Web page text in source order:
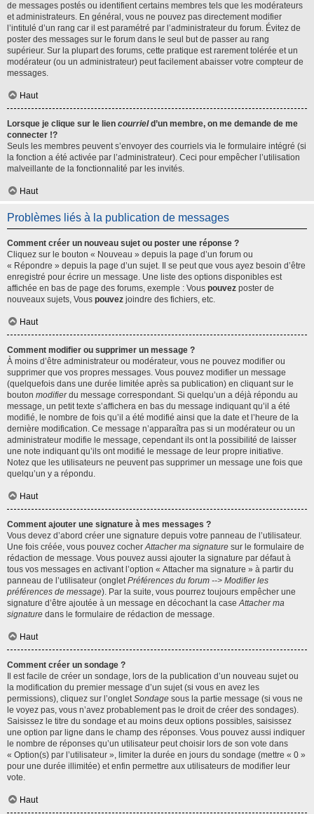
de messages postés ou identifient certains membres tels que les modérateurs
et administrateurs. En général, vous ne pouvez pas directement modifier
l’intitulé d’un rang car il est paramétré par l’administrateur du forum. Évitez de
poster des messages sur le forum dans le seul but de passer au rang
supérieur. Sur la plupart des forums, cette pratique est rarement tolérée et un
modérateur (ou un administrateur) peut facilement abaisser votre compteur de
messages.
Haut
Lorsque je clique sur le lien courrield’un membre, on me demande de me
connecter !?
Seuls les membres peuvent s’envoyer des courriels via le formulaire intégré (si
la fonction a été activée par l’administrateur). Ceci pour empêcher l’utilisation
malveillante de la fonctionnalité par les invités.
Haut
Problèmes liés à la publication de messages
Comment créer un nouveau sujet ou poster une réponse ?
Cliquez sur le bouton « Nouveau » depuis la page d’un forum ou
« Répondre » depuis la page d’un sujet. Il se peut que vous ayez besoin d’être
enregistré pour écrire un message. Une liste des options disponibles est
affichée en bas de page des forums, exemple : Vous pouvez poster de
nouveaux sujets, Vous pouvez joindre des fichiers, etc.
Haut
Comment modifier ou supprimer un message ?
À moins d’être administrateur ou modérateur, vous ne pouvez modifier ou
supprimer que vos propres messages. Vous pouvez modifier un message
(quelquefois dans une durée limitée après sa publication) en cliquant sur le
bouton modifierdu message correspondant. Si quelqu’un a déjà répondu au
message, un petit texte s’affichera en bas du message indiquant qu’il a été
modifié, le nombre de fois qu’il a été modifié ainsi que la date et l’heure de la
dernière modification. Ce message n’apparaîtra pas si un modérateur ou un
administrateur modifie le message, cependant ils ont la possibilité de laisser
une note indiquant qu’ils ont modifié le message de leur propre initiative.
Notez que les utilisateurs ne peuvent pas supprimer un message une fois que
quelqu’un y a répondu.
Haut
Comment ajouter une signature à mes messages ?
Vous devez d’abord créer une signature depuis votre panneau de l’utilisateur.
Une fois créée, vous pouvez cocherAttacher ma signature sur le formulaire de
rédaction de message. Vous pouvez aussi ajouter la signature par défaut à
tous vos messages en activant l’option « Attacher ma signature » à partir du
panneau de l’utilisateur (ongletPréférences du forum --> Modifier les
préférences de message). Par la suite, vous pourrez toujours empêcher une
signature d’être ajoutée à un message en décochant la caseAttacher ma
signature dans le formulaire de rédaction de message.
Haut
Comment créer un sondage ?
Il est facile de créer un sondage, lors de la publication d’un nouveau sujet ou
la modification du premier message d’un sujet (si vous en avez les
permissions), cliquez sur l’ongletSondage sous la partie message (si vous ne
le voyez pas, vous n’avez probablement pas le droit de créer des sondages).
Saisissez le titre du sondage et au moins deux options possibles, saisissez
une option par ligne dans le champ des réponses. Vous pouvez aussi indiquer
le nombre de réponses qu’un utilisateur peut choisir lors de son vote dans
« Option(s) par l’utilisateur », limiter la durée en jours du sondage (mettre « 0 »
pour une durée illimitée) et enfin permettre aux utilisateurs de modifier leur
vote.
Haut